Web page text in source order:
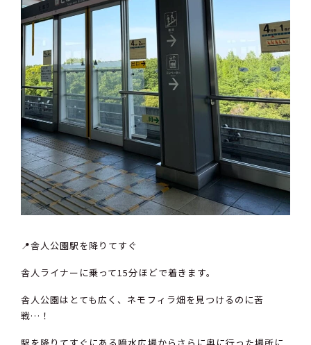
📍舎人公園駅を降りてすぐ
舎人ライナーに乗って15分ほどで着きます。
舎人公園はとても広く、ネモフィラ畑を見つけるのに苦
戦…！